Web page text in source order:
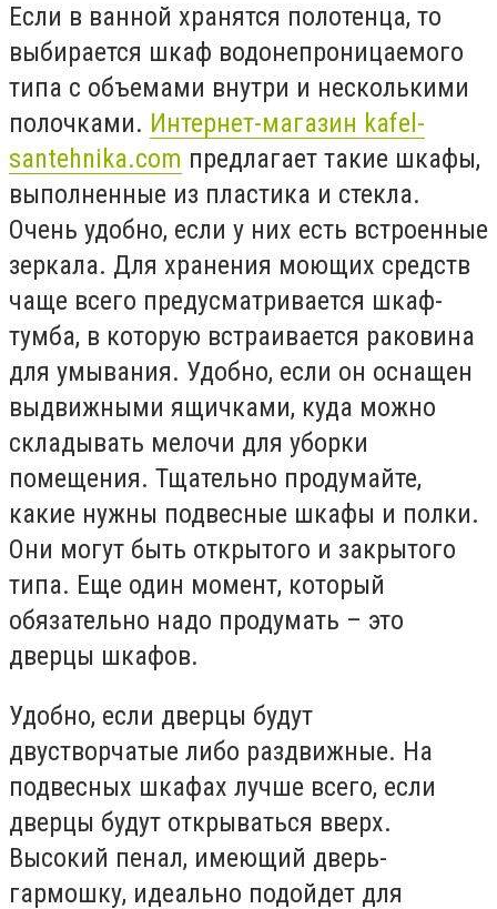
Если в ванной хранятся полотенца, то
выбирается шкаф водонепроницаемого
типа с объемами внутри и несколькими
полочками. Интернет-магазин kafel-
santehnika.com предлагает такие шкафы,
выполненные из пластика и стекла.
Очень удобно, если у них есть встроенные
зеркала. Для хранения моющих средств
чаще всего предусматривается шкаф-
тумба, в которую встраивается раковина
для умывания. Удобно, если он оснащен
выдвижными ящичками, куда можно
складывать мелочи для уборки
помещения. Тщательно продумайте,
какие нужны подвесные шкафы и полки.
Они могут быть открытого и закрытого
типа. Еще один момент, который
обязательно надо продумать – это
дверцы шкафов.
Удобно, если дверцы будут
двустворчатые либо раздвижные. На
подвесных шкафах лучше всего, если
дверцы будут открываться вверх.
Высокий пенал, имеющий дверь-
гармошку, идеально подойдет для